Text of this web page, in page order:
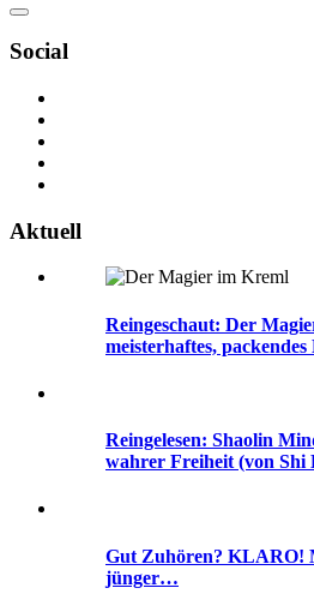
Social
Aktuell
Reingeschaut: Der
meisterhaftes, packendes
Reingelesen: Shaolin
wahrer Freiheit (von Shi
Gut Zuhören? KLARO!
jünger…